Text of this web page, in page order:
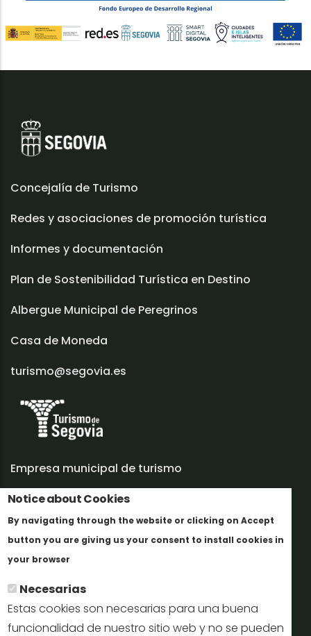
Notice about Cookies
By navigating through the website or clicking on Accept
button you are giving us your consent to install cookies in
your browser
Necesarias
Estas cookies son necesarias para una buena
funcionalidad de nuestro sitio web y no se pueden
Concejalía de Turismo
Redes y asociaciones de promoción turística
Informes y documentación
Plan de Sostenibilidad Turística en Destino
Albergue Municipal de Peregrinos
Casa de Moneda
turismo@segovia.es
Empresa municipal de turismo
Trabaja con nosotros
Informes y documentación
Perfil del contratante
Oficinas de Turismo
reservas@turismodesegovia.com